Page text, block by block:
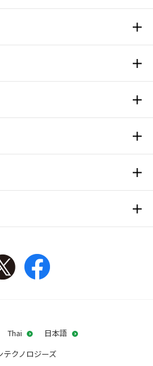
TwitterFacebook
Thai
日本語
クノロジーズ